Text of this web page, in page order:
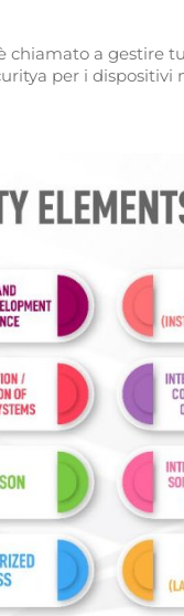
chiamato a gestire
per i dispositivi